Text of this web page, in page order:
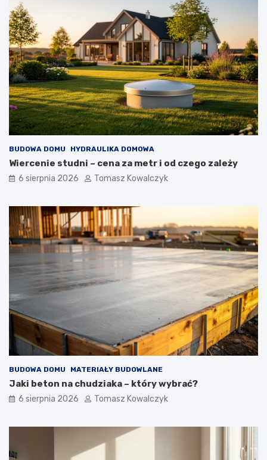
BUDOWA DOMU HYDRAULIKA DOMOWA
Wiercenie studni – cena za metr i od czego zależy
6 sierpnia 2026 Tomasz Kowalczyk
BUDOWA DOMU MATERIAŁY BUDOWLANE
Jaki beton na chudziaka – który wybrać?
6 sierpnia 2026 Tomasz Kowalczyk